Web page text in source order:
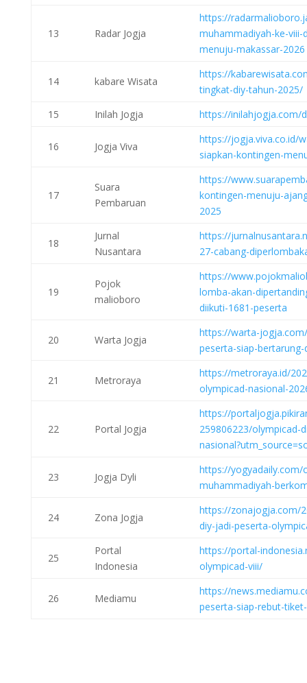
13 Radar Jogja
https://
muhammadiyah-ke-viii-
menuju-makassar-2026
14 kabare Wisata
https://
tingkat-diy-tahun-2025/
15
Inilah Jogja https://inilahjogja.com/
16 Jogja Viva
https://jogja.viva.co.id/
siapkan-kontingen-
17
Suara
Pembaruan
https://
kontingen-menuju-
2025
18
Jurnal
Nusantara
https://
27-cabang-
19
Pojok
malioboro
https://
lomba-akan-
diikuti-1681-peserta
20 Warta Jogja
https://warta-
peserta-siap-
21 Metroraya
https://metroraya.id/
olympicad-nasional-
22 Portal Jogja
https://
259806223/olympicad-
23 Jogja Dyli
https://yogyadaily.com/
muhammadiyah-
24 Zona Jogja
https://zonajogja.com/
diy-jadi-peserta-
25
Portal
Indonesia
https://portal-
olympicad-viii/
26 Mediamu
https://
peserta-siap-rebut-